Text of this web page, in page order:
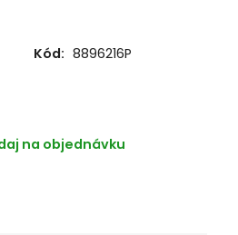
Kód: 8896216P
na objednávku